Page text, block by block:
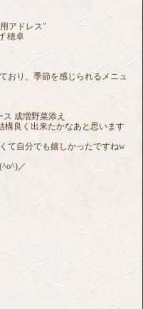
用アドレス"
穂卓
おり、季節を感じられるメニュ
成増野菜添え
構良く出来たかなあと思います
て自分でも嬉しかったですねw
／